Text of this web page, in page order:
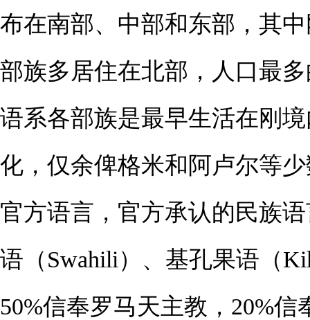
布在南部、中部和东部，其
部族多居住在北部，人口最
语系各部族是最早生活在刚
化，仅余俾格米和阿卢尔等
官方语言，官方承认的民族
语（Swahili）、基孔果语（
50%信奉罗马天主教，20%